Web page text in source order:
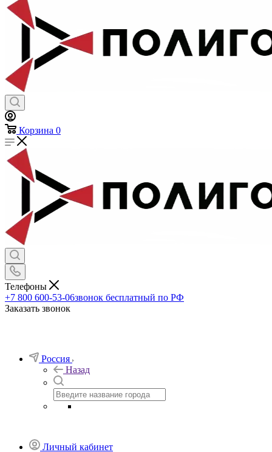
Корзина 0
Телефоны
+7 800 600-53-06звонок бесплатный по РФ
Заказать звонок
Россия
Назад
Личный кабинет